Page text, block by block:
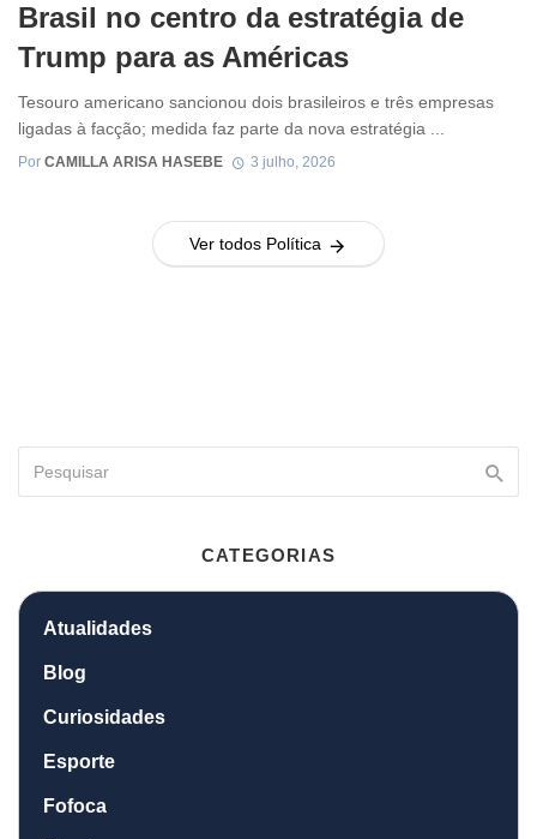
Brasil no centro da estratégia de
Trump para as Américas
Tesouro americano sancionou dois brasileiros e três empresas
ligadas à facção; medida faz parte da nova estratégia ...
Por CAMILLA ARISA HASEBE 3 julho, 2026
Ver todos Política
CATEGORIAS
Atualidades
Blog
Curiosidades
Esporte
Fofoca